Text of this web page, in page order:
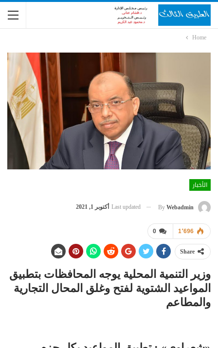
Home
الأخبار
By Webadmin
Last updated أكتوبر 1, 2021
0 1٬696
Share
وزير التنمية المحلية يوجه المحافظات بتطبيق
المواعيد الشتوية لفتح وغلق المحال التجارية
والمطاعم